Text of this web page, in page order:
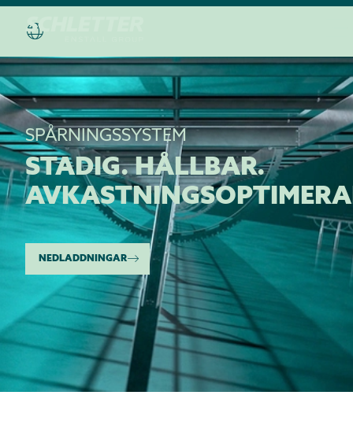
SPÅRNINGSSYSTEM
STADIG. HÅLLBAR.
NEDLADDNINGAR